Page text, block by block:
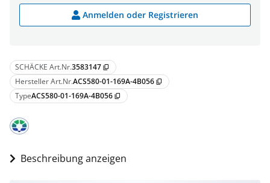
SCHÄCKE Art.Nr.3583147 content_copy
Hersteller Art.Nr.ACS580-01-169A-4B056 content_copy
TypeACS580-01-169A-4B056 content_copy
Beschreibung anzeigen
Anmelden oder Registrieren